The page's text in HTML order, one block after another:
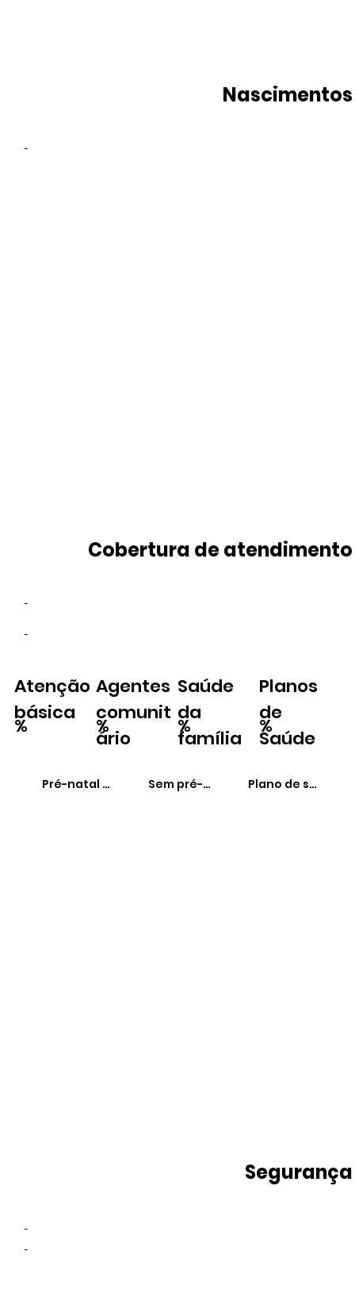
Nascimentos
-
Cobertura de atendimento
-
-
%
Planos
de
Saúde
%
Agentes
comunit
ário
%
Atenção
básica
Saúde
da
família
%
Pré-natal adequadoSem pré-natal Plano de saúde
Segurança
-
-